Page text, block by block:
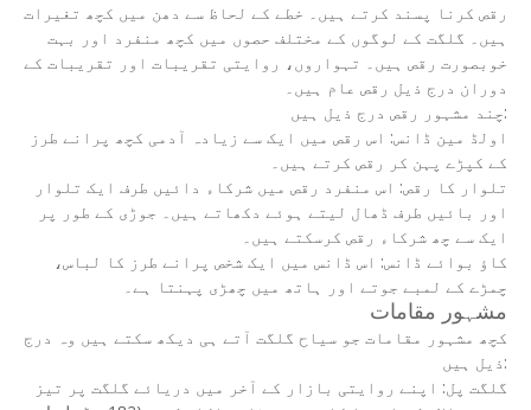
رقص کرنا پسند کرتے ہیں۔ خطے کے لحاظ سے دھن میں کچھ تغیرات
ہیں۔ گلگت کے لوگوں کے مختلف حصوں میں کچھ منفرد اور بہت
خوبصورت رقص ہیں۔ تہواروں، روایتی تقریبات اور تقریبات کے
دوران درج ذیل رقص عام ہیں۔
چند مشہور رقص درج ذیل ہیں:
اولڈ مین ڈانس: اس رقص میں ایک سے زیادہ آدمی کچھ پرانے طرز
کے کپڑے پہن کر رقص کرتے ہیں۔
تلوار کا رقص: اس منفرد رقص میں شرکاء دائیں طرف ایک تلوار
اور بائیں طرف ڈھال لیتے ہوئے دکھاتے ہیں۔ جوڑی کے طور پر
ایک سے چھ شرکاء رقص کرسکتے ہیں۔
کاؤ بوائے ڈانس: اس ڈانس میں ایک شخص پرانے طرز کا لباس،
چمڑے کے لمبے جوتے اور ہاتھ میں چھڑی پہنتا ہے۔
مشہور مقامات
کچھ مشہور مقامات جو سیاح گلگت آتے ہی دیکھ سکتے ہیں وہ درج
ذیل ہیں:
گلگت پل: اپنے روایتی بازار کے آخر میں دریائے گلگت پر تیز